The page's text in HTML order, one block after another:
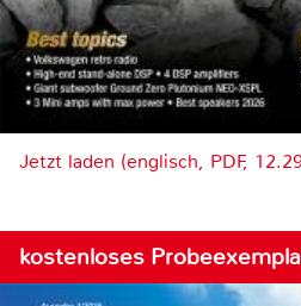
Jetzt laden (englisch, PDF,
kostenloses